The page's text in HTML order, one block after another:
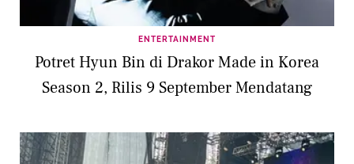
ENTERTAINMENT
Potret Hyun Bin di Drakor Made in Korea
Season 2, Rilis 9 September Mendatang